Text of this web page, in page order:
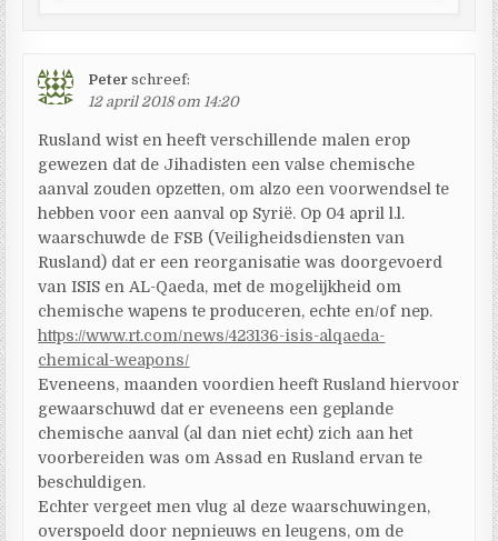
Peter schreef:
12 april 2018 om 14:20
Rusland wist en heeft verschillende malen erop
gewezen dat de Jihadisten een valse chemische
aanval zouden opzetten, om alzo een voorwendsel te
hebben voor een aanval op Syrië. Op 04 april l.l.
waarschuwde de FSB (Veiligheidsdiensten van
Rusland) dat er een reorganisatie was doorgevoerd
van ISIS en AL-Qaeda, met de mogelijkheid om
chemische wapens te produceren, echte en/of nep.
https://www.rt.com/news/423136-isis-alqaeda-
chemical-weapons/
Eveneens, maanden voordien heeft Rusland hiervoor
gewaarschuwd dat er eveneens een geplande
chemische aanval (al dan niet echt) zich aan het
voorbereiden was om Assad en Rusland ervan te
beschuldigen.
Echter vergeet men vlug al deze waarschuwingen,
overspoeld door nepnieuws en leugens, om de